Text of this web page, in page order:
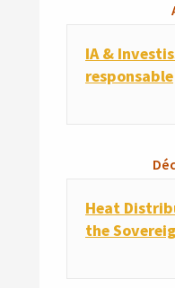
IA &
responsable
Heat
the